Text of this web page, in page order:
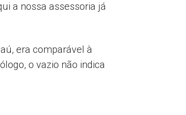
a nossa assessoria já
era comparável à
o vazio não indica